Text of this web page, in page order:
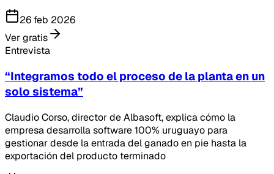
26 feb 2026
Ver gratis
Entrevista
“Integramos todo el proceso de la planta en un
solo sistema”
Claudio Corso, director de Albasoft, explica cómo la
empresa desarrolla software 100% uruguayo para
gestionar desde la entrada del ganado en pie hasta la
exportación del producto terminado